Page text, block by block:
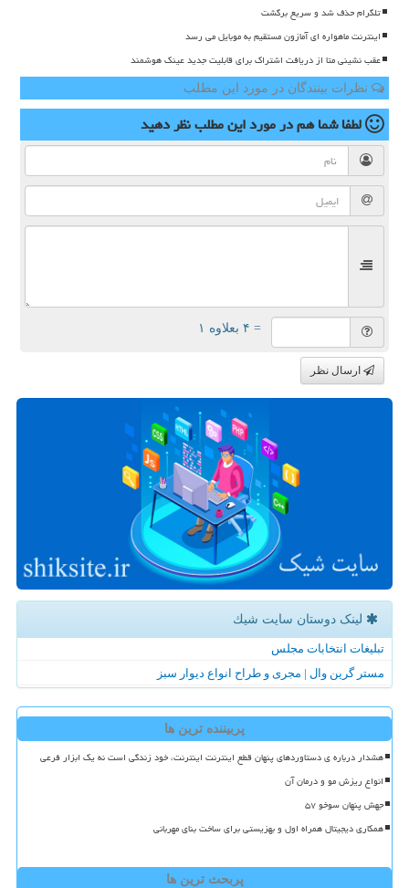
تلگرام حذف شد و سریع برگشت
اینترنت ماهواره ای آمازون مستقیم به موبایل می رسد
عقب نشینی متا از دریافت اشتراک برای قابلیت جدید عینک هوشمند
نظرات بینندگان در مورد این مطلب
لطفا شما همدر مورد این مطلبنظر دهید
= ۴ بعلاوه ۱
ارسال نظر
لینک دوستان سایت شیك
تبلیغات انتخابات مجلس
مستر گرین وال | مجری و طراح انواع دیوار سبز
پربیننده ترین ها
هشدار درباره ی دستاوردهای پنهان قطع اینترنت اینترنت، خود زندگی است نه یک ابزار فرعی
انواع ریزش مو و درمان آن
جهش پنهان سوخو ۵۷
همکاری دیجیتال همراه اول و بهزیستی برای ساخت بنای مهربانی
پربحث ترین ها